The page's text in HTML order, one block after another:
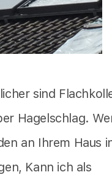
sind
Hagelschlag.
an Ihrem Haus
Kann ich als